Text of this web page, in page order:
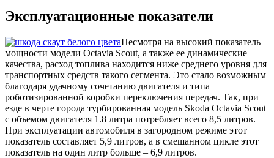
Эксплуатационные показатели
Несмотря на высокий показатель
мощности модели Octavia Scout, а также ее динамические
качества, расход топлива находится ниже среднего уровня для
транспортных средств такого сегмента. Это стало возможным
благодаря удачному сочетанию двигателя и типа
роботизированной коробки переключения передач. Так, при
езде в черте города турбированная модель Skoda Oсtavia Scout
с объемом двигателя 1.8 литра потребляет всего 8,5 литров.
При эксплуатации автомобиля в загородном режиме этот
показатель составляет 5,9 литров, а в смешанном цикле этот
показатель на один литр больше – 6,9 литров.